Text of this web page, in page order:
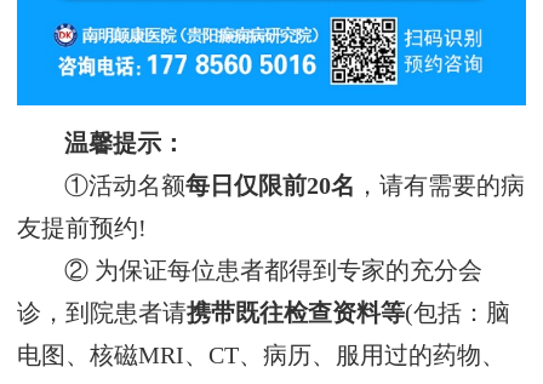
温馨提示：
①活动名额每日仅限前20名 ，请有需要的病
友提前预约!
② 为保证每位患者都得到专家的充分会
诊，到院患者请携带既往检查资料等(包括：脑
电图、核磁MRI、CT、病历、服用过的药物、